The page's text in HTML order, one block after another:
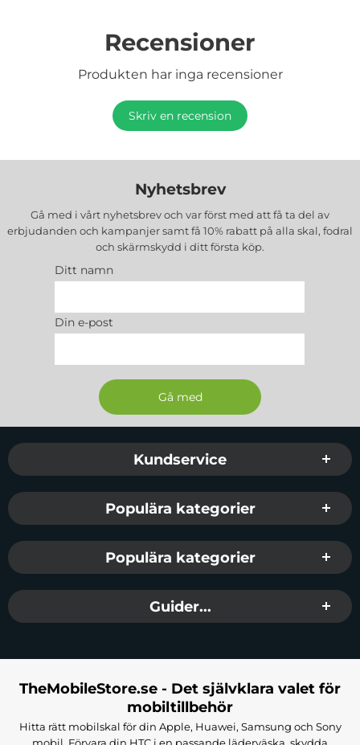
Recensioner
Produkten har inga recensioner
Skriv en recension
Nyhetsbrev
Gå med i vårt nyhetsbrev och var först med att få ta del av
erbjudanden och kampanjer samt få 10% rabatt på alla skal, fodral
och skärmskydd i ditt första köp.
Ditt namn
Din e-post
Sidfot Blandad info och länkar
Kundservice
Populära kategorier
Populära kategorier
Guider...
TheMobileStore.se - Det självklara valet för
mobiltillbehör
Hitta rätt mobilskal för din Apple, Huawei, Samsung och Sony